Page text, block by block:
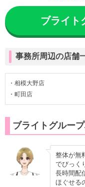
ブライト
事務所周辺の店舗
・相模大野店
・町田店
ブライトグルー
整体が無
でびっく
長時間配
ほぐせる